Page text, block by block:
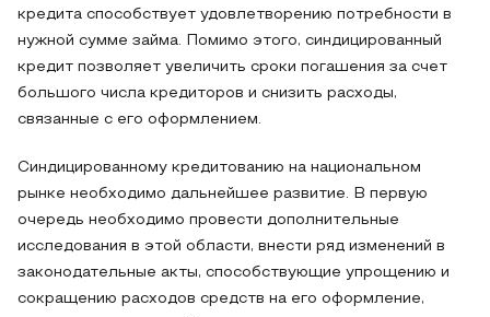
кредита способствует удовлетворению потребности в
нужной сумме займа. Помимо этого, синдицированный
кредит позволяет увеличить сроки погашения за счет
большого числа кредиторов и снизить расходы,
связанные с его оформлением.
Синдицированному кредитованию на национальном
рынке необходимо дальнейшее развитие. В первую
очередь необходимо провести дополнительные
исследования в этой области, внести ряд изменений в
законодательные акты, способствующие упрощению и
сокращению расходов средств на его оформление,